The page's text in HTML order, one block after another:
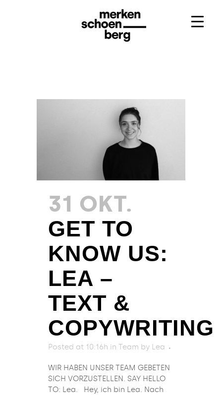
31 OKT.
GET TO
KNOW US:
LEA –
TEXT &
COPYWRITING
Posted at 10:16h in Team by Lea
WIR HABEN UNSER TEAM GEBETEN
SICH VORZUSTELLEN. SAY HELLO
TO: Lea. Hey, ich bin Lea. Nach